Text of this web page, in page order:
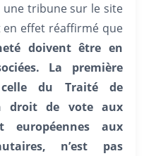
une tribune sur le site
en effet réaffirmé que
doivent être en
La première
du Traité de
droit de vote aux
européennes aux
n’est pas